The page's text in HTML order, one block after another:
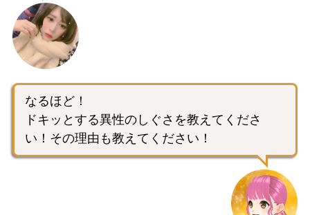
なるほど！
ドキッとする異性のしぐさを教えてくださ
い！その理由も教えてください！